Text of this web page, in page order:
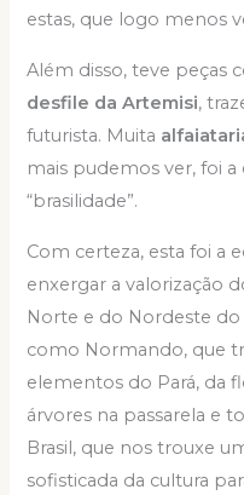
estas, que logo menos
Além disso, teve peças
desfile da Artemisi,
futurista. Muita
mais pudemos ver, foi a
“brasilidade”.
Com certeza, esta foi a
enxergar a valorização
Norte e do Nordeste do
como Normando, que
elementos do Pará, da
árvores na passarela e
Brasil, que nos trouxe
sofisticada da cultura